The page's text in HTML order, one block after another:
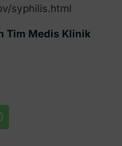
syphilis.html
Tim Medis Klinik